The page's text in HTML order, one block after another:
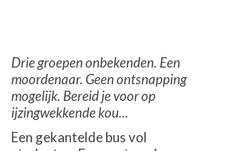
Drie groepen onbekenden. Een
moordenaar. Geen ontsnapping
mogelijk. Bereid je voor op
ijzingwekkende kou...
Een gekantelde bus vol